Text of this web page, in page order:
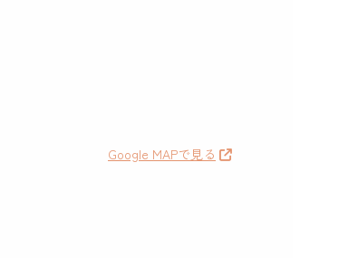
Google MAPで見る